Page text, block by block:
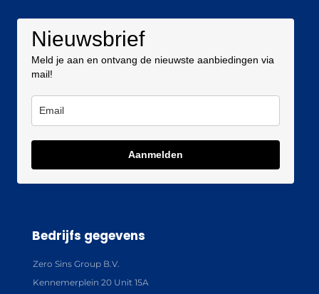
Nieuwsbrief
Meld je aan en ontvang de nieuwste aanbiedingen via
mail!
Aanmelden
Bedrijfs gegevens
Zero Sins Group B.V.
Kennemerplein 20 Unit 15A